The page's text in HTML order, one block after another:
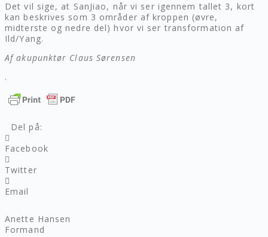
Det vil sige, at SanJiao, når vi ser igennem tallet 3, kort
kan beskrives som 3 områder af kroppen (øvre,
midterste og nedre del) hvor vi ser transformation af
Ild/Yang.
Af akupunktør Claus Sørensen
.
Del på:
Facebook
Twitter
Email
Anette Hansen
Formand